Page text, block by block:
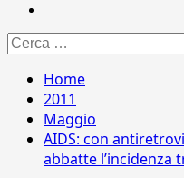
Ricerca
per:
Home
2011
Maggio
AIDS: con
abbatte l’incidenza